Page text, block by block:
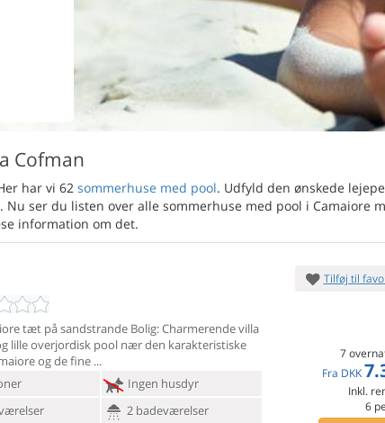
Cofman
har vi 62 sommerhuse med pool. Udfyld den ønskede
. Nu ser du listen over alle sommerhuse med pool i Camaiore
information om det.
tæt på sandstrande Bolig: Charmerende villa
lille overjordisk pool nær den karakteristiske
og de fine
Ingen husdyr
2 badeværelser
Tilføj til
7
Fra DKK
Inkl.
6